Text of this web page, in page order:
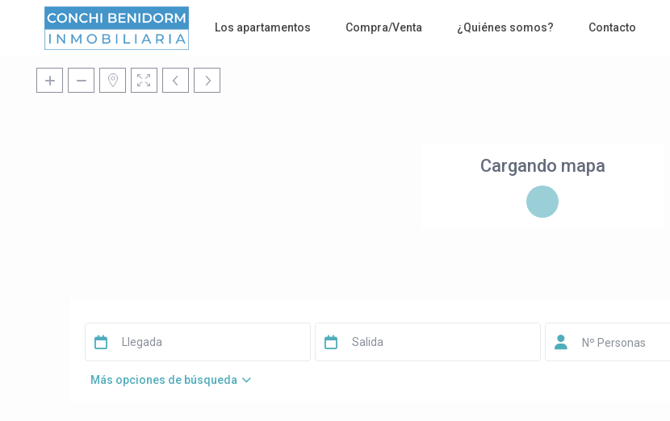
Los apartamentos Compra/Venta ¿Quiénes somos? Contacto
Cargando mapa
Nº Personas
Más opciones de búsqueda